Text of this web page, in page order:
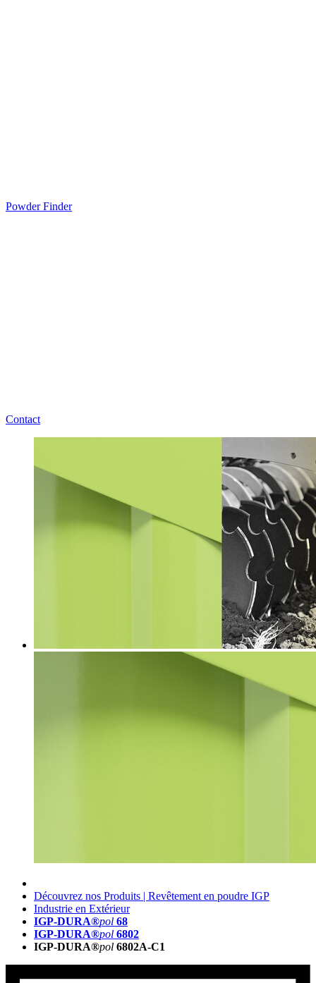
Powder Finder
Contact
Découvrez nos Produits | Revêtement en poudre IGP
Industrie en Extérieur
IGP-DURA®pol 68
IGP-DURA®pol 6802
IGP-DURA®pol 6802A-C1